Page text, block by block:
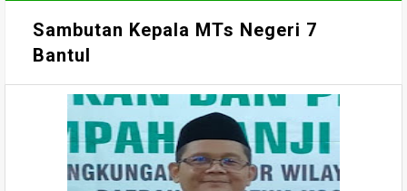
Sambutan Kepala MTs Negeri 7
Bantul